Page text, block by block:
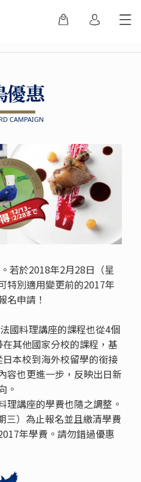
優惠
CAMPAIGN
若於2018年2月28日（星
特別適用變更前的2017年
名申請！
國料理講座的課程也從4個
其他國家分校的課程，基
本校到海外校留學的銜接
容也更進一步，反映出日新
。
理講座的學費也隨之調整。
三）為止報名並且繳清學費
年學費。請勿錯過優惠